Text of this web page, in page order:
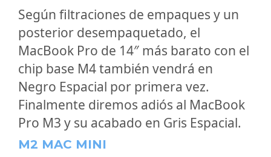
Según filtraciones de empaques y un
posterior desempaquetado, el
MacBook Pro de 14″ más barato con el
chip base M4 también vendrá en
Negro Espacial por primera vez.
Finalmente diremos adiós al MacBook
Pro M3 y su acabado en Gris Espacial.
M2 MAC MINI